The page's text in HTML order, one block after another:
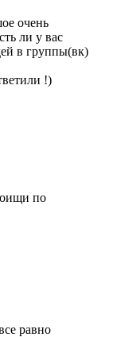
очень
ли у вас
в группы(вк)
!)
по
равно